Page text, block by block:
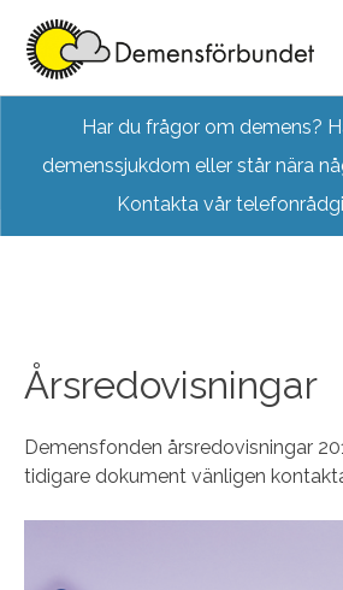
content
Har du frågor om demens?
demenssjukdom eller står nära
Kontakta vår
Årsredovisningar
Demensfonden årsredovisningar
tidigare dokument vänligen